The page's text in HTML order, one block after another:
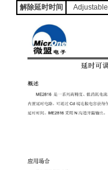
解除延时时间
Adjustable